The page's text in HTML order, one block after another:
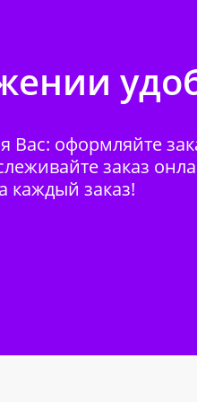
Вас: оформляйте
заказ
каждый заказ!